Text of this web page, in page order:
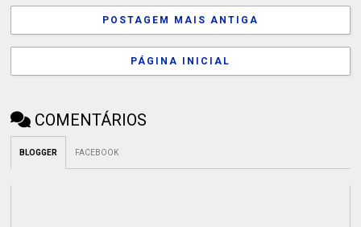
POSTAGEM MAIS ANTIGA
PÁGINA INICIAL
COMENTÁRIOS
BLOGGER FACEBOOK